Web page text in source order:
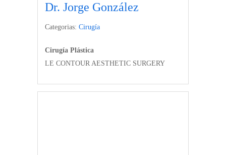
Dr. Jorge González
Categorias: Cirugía
Cirugía Plástica
LE CONTOUR AESTHETIC SURGERY